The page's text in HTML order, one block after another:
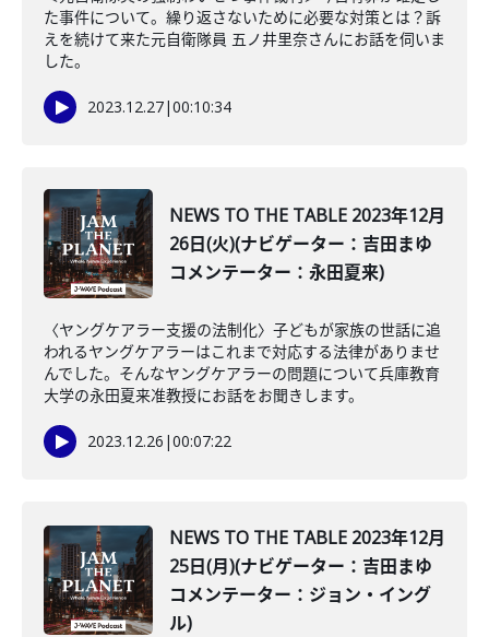
た事件について。繰り返さないために必要な対策とは？訴
えを続けて来た元自衛隊員 五ノ井里奈さんにお話を伺いま
した。
2023.12.27|00:10:34
NEWS TO THE TABLE 2023年12月
26日(火)(ナビゲーター：吉田まゆ
コメンテーター：永田夏来)
〈ヤングケアラー支援の法制化〉子どもが家族の世話に追
われるヤングケアラーはこれまで対応する法律がありませ
んでした。そんなヤングケアラーの問題について兵庫教育
大学の永田夏来准教授にお話をお聞きします。
2023.12.26 |00:07:22
NEWS TO THE TABLE 2023年12月
25日(月)(ナビゲーター：吉田まゆ
コメンテーター：ジョン・イング
ル)